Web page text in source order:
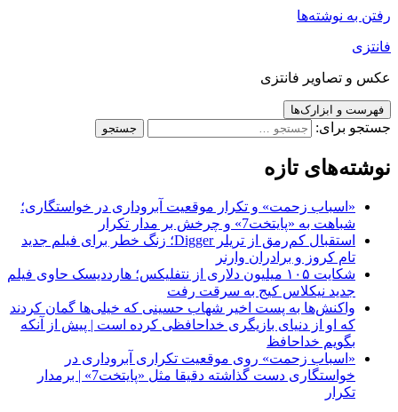
رفتن به نوشته‌ها
فانتزی
عکس و تصاویر فانتزی
فهرست و ابزارک‌ها
جستجو برای:
نوشته‌های تازه
«اسباب زحمت» و تکرار موقعیت آبروداری در خواستگاری؛
شباهت به «پایتخت7» و چرخش بر مدار تکرار
استقبال کم‌رمق از تریلر Digger؛ زنگ خطر برای فیلم جدید
تام کروز و برادران وارنر
شکایت ۱۰۵ میلیون دلاری از نتفلیکس؛ هارددیسک حاوی فیلم
جدید نیکلاس کیج به سرقت رفت
واکنش‌ها به پست اخیر شهاب حسینی که خیلی‌ها گمان کردند
که او از دنیای بازیگری خداحافظی کرده است | پیش از آنکه
بگویم خداحافظ
«اسباب زحمت» روی موقعیت تکراری آبروداری در
خواستگاری دست گذاشته دقیقا مثل «پایتخت7» | برمدار
تکرار